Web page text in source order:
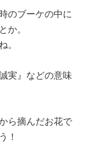
のブーケの中に
か。
。
実』などの意味
ら摘んだお花で
！